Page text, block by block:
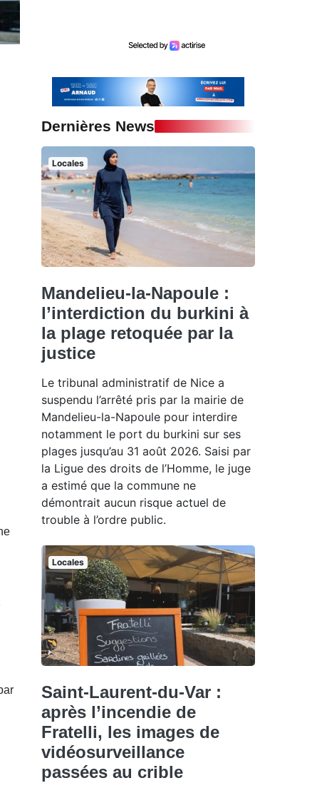
Dernières News
Locales
Mandelieu-la-Napoule :
l’interdiction du burkini à
la plage retoquée par la
justice
Le tribunal administratif de Nice a
suspendu l’arrêté pris par la mairie de
Mandelieu-la-Napoule pour interdire
notamment le port du burkini sur ses
plages jusqu’au 31 août 2026. Saisi par
la Ligue des droits de l’Homme, le juge
a estimé que la commune ne
démontrait aucun risque actuel de
trouble à l’ordre public.
Locales
Saint-Laurent-du-Var :
après l’incendie de
Fratelli, les images de
vidéosurveillance
passées au crible